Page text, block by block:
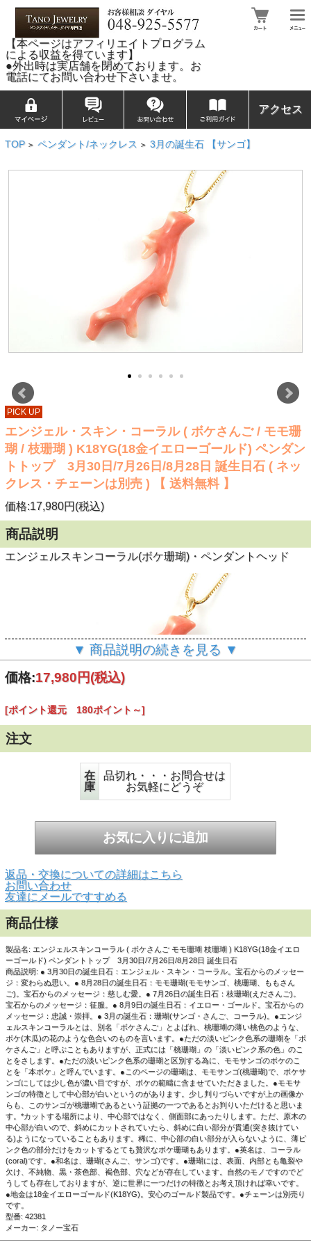
【本ページはアフィリエイトプログラム
による収益を得ています】
●外出時は実店舗を閉めております。お
電話にてお問い合わせ下さいませ。
アクセス
TOP > ペンダント/ネックレス > 3月の誕生石 【サンゴ】
PICK UP
エンジェル・スキン・コーラル ( ボケさんご / モモ珊
瑚 / 枝珊瑚 ) K18YG(18金イエローゴールド) ペンダン
トトップ 3月30日/7月26日/8月28日 誕生日石 ( ネッ
クレス・チェーンは別売 ) 【 送料無料 】
価格:17,980円(税込)
商品説明
エンジェルスキンコーラル(ボケ珊瑚)・ペンダントヘッド
▲正面画像 白い背景で撮影しました。 ●チェーンは別売りで
▲正面画像 黒い背景で撮影しました。●チェーンは別売りで
す。
▲側面画像
▼ 商品説明の続きを見る ▼
価格:17,980円(税込)
[ポイント還元 180ポイント～]
注文
在
庫
品切れ・・・お問合せは
お気軽にどうぞ
返品・交換についての詳細はこちら
お問い合わせ
友達にメールですすめる
商品仕様
製品名: エンジェルスキンコーラル ( ボケさんご モモ珊瑚 枝珊瑚 ) K18YG(18金イエロ
ーゴールド) ペンダントトップ 3月30日/7月26日/8月28日 誕生日石
商品説明: ● 3月30日の誕生日石：エンジェル・スキン・コーラル。宝石からのメッセー
ジ：変わらぬ思い。● 8月28日の誕生日石：モモ珊瑚(モモサンゴ、桃珊瑚、ももさん
ご)。宝石からのメッセージ：慈しむ愛。● 7月26日の誕生日石：枝珊瑚(えださんご)。
宝石からのメッセージ：征服。● 8月9日の誕生日石：イエロー・ゴールド。宝石からの
メッセージ：忠誠・崇拝。● 3月の誕生石：珊瑚(サンゴ・さんご、コーラル)。●エンジ
ェルスキンコーラルとは、別名「ボケさんご」とよばれ、桃珊瑚の薄い桃色のような、
ボケ(木瓜)の花のような色合いのものを言います。●ただの淡いピンク色系の珊瑚を「ボ
ケさんご」と呼ぶこともありますが、正式には「桃珊瑚」の「淡いピンク系の色」のこ
とをさします。●ただの淡いピンク色系の珊瑚と区別する為に、モモサンゴのボケのこ
とを「本ボケ」と呼んでいます。●このページの珊瑚は、モモサンゴ(桃珊瑚)で、ボケサ
ンゴにしては少し色が濃い目ですが、ボケの範疇に含ませていただきました。●モモサ
ンゴの特徴として中心部が白いというのがあります。少し判りづらいですが上の画像か
らも、このサンゴが桃珊瑚であるという証拠の一つであるとお判りいただけると思いま
す。*カットする場所により、中心部ではなく、側面部にあったりします。ただ、原木の
中心部が白いので、斜めにカットされていたら、斜めに白い部分が貫通(突き抜けてい
る)ようになっていることもあります。稀に、中心部の白い部分が入らないように、薄ピ
ンク色の部分だけをカットするとても贅沢なボケ珊瑚もあります。●英名は、コーラル
(coral)です。●和名は、珊瑚(さんご、サンゴ)です。●珊瑚には、表面、内部とも亀裂や
欠け、不純物、黒・茶色部、褐色部、穴などが存在しています。自然のモノですのでど
うしても存在しておりますが、逆に世界に一つだけの特徴とお考え頂ければ幸いです。
●地金は18金イエローゴールド(K18YG)。安心のゴールド製品です。●チェーンは別売り
です。
型番: 42381
メーカー: タノー宝石